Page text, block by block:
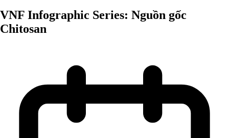
VNF Infographic Series: Nguồn gốc
Chitosan